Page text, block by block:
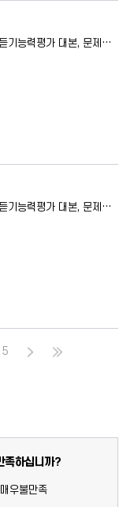
능력평가 대본, 문제지,
능력평가 대본, 문제지,
5
족하십니까?
매우불만족